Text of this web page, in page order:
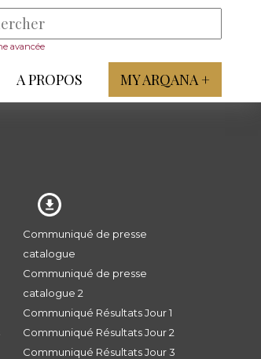
avancée
A PROPOS MY ARQANA +
Communiqué de presse
catalogue
Communiqué de presse
catalogue 2
Communiqué Résultats Jour 1
Communiqué Résultats Jour 2
Communiqué Résultats Jour 3